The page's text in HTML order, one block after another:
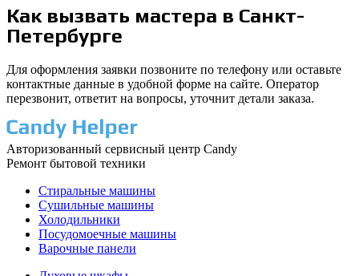
Как вызвать мастера в Санкт-
Петербурге
Для оформления заявки позвоните по телефону или оставьте
контактные данные в удобной форме на сайте. Оператор
перезвонит, ответит на вопросы, уточнит детали заказа.
Авторизованный сервисный центр Candy
Ремонт бытовой техники
Стиральные машины
Сушильные машины
Холодильники
Посудомоечные машины
Варочные панели